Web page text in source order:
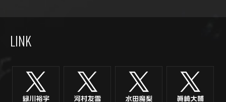
LINK